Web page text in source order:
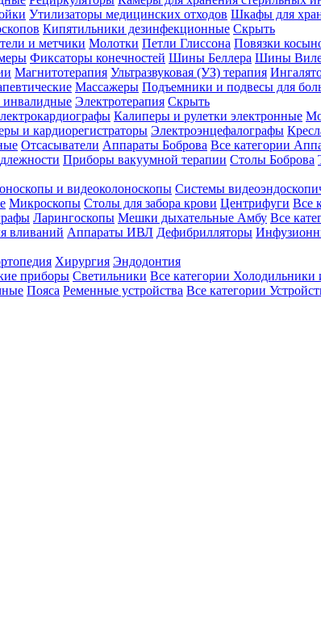
Утилизаторы медицинских отходов Шкафы для
Кипятильники дезинфекционные Скрыть
и метчики Молотки Петли Глиссона Повязки
Фиксаторы конечностей Шины Беллера Шины
Магнитотерапия Ультразвуковая (УЗ) терапия
Массажеры Подъемники и подвесы для
Электротерапия Скрыть
Калиперы и рулетки электронные
и кардиорегистраторы Электроэнцефалографы
Отсасыватели Аппараты Боброва Все категории
Приборы вакуумной терапии Столы Боброва
и видеоколоноскопы Системы
Микроскопы Столы для забора крови Центрифуги Все
Ларингоскопы Мешки дыхательные Амбу Все
вливаний Аппараты ИВЛ Дефибрилляторы
Хирургия Эндодонтия
приборы Светильники Все категории Холодильники
Пояса Ременные устройства Все категории